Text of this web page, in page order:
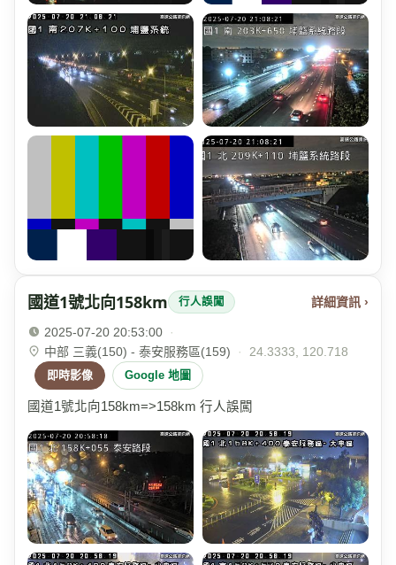
國道1號北向158km 行人誤闖 詳細資訊 ›
2025-07-20 20:53:00
·
中部 三義(150) - 泰安服務區(159)
· 24.3333, 120.718
即時影像 Google 地圖
國道1號北向158km=>158km 行人誤闖